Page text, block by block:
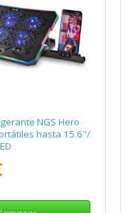
NGS Hero
hasta 15.6"/